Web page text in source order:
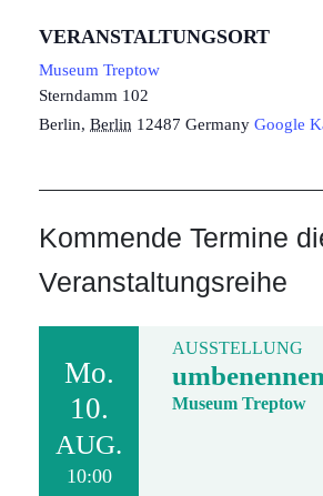
VERANSTALTUNGSORT
Museum Treptow
Sterndamm 102
Berlin, Berlin 12487 Germany Google
Kommende Termine
Veranstaltungsreihe
Mo.
10.
AUG.
10:00
AUSSTELLUNG
Museum Treptow